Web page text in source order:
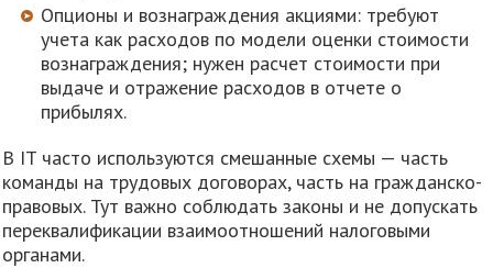
Опционы и вознаграждения акциями: требуют
учета как расходов по модели оценки стоимости
вознаграждения; нужен расчет стоимости при
выдаче и отражение расходов в отчете о
прибылях.
В IT часто используются смешанные схемы — часть
команды на трудовых договорах, часть на гражданско-
правовых. Тут важно соблюдать законы и не допускать
переквалификации взаимоотношений налоговыми
органами.